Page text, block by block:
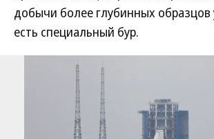
добычи более глубинных образцов
есть специальный бур.